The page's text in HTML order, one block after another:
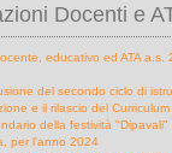
Docenti e
educativo ed ATA a.s.
del secondo ciclo di
e il rilascio del
della festività
per l'anno 2024